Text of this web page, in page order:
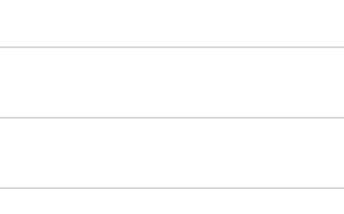
実施しています。 必要性の高い方に行っており、
調管理にも努めております。 受診される患者さん
う強い信念のもと診療にあたっております。 これ
新型コロナウイルス感染症の流行拡大に伴い、当
員の感染が判明した場合は、ガイドラインに沿っ
染の発生予防に努めます。また、当院は地域の診
制限を設けてまいりましたが、12月2日(木)より